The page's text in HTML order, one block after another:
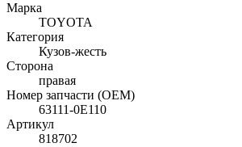
Марка
TOYOTA
Категория
Кузов-жесть
Сторона
правая
Номер запчасти (OEM)
63111-0E110
Артикул
818702